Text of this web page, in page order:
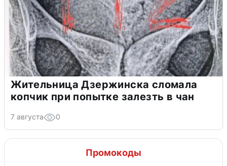
Жительница Дзержинска сломала
копчик при попытке залезть в чан
7 августа 0
Промокоды